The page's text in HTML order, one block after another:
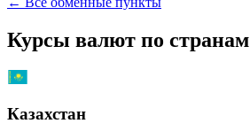
Курсы валют по странам
Казахстан